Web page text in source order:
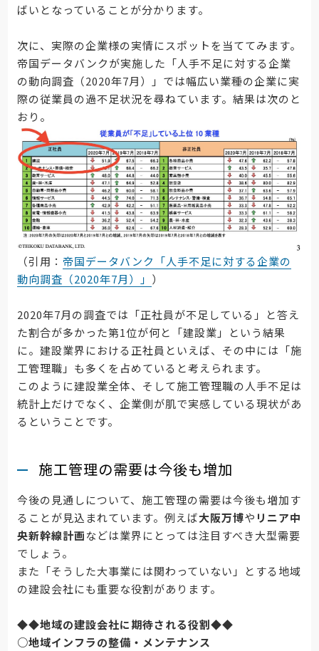
ばいとなっていることが分かります。
次に、実際の企業様の実情にスポットを当ててみます。
帝国データバンクが実施した「人手不足に対する企業
の動向調査（2020年7月）」では幅広い業種の企業に実
際の従業員の過不足状況を尋ねています。結果は次のと
おり。
（引用： 帝国データバンク「人手不足に対する企業の
動向調査（2020年7月）」 ）
2020年7月の調査では「正社員が不足している」と答え
た割合が多かった第1位が何と「建設業」という結果
に。建設業界における正社員といえば、その中には「施
工管理職」も多くを占めていると考えられます。
このように建設業全体、そして施工管理職の人手不足は
統計上だけでなく、企業側が肌で実感している現状があ
るということです。
施工管理の需要は今後も増加
今後の見通しについて、施工管理の需要は今後も増加す
ることが見込まれています。例えば大阪万博や リニア中
央新幹線計画などは業界にとっては注目すべき大型需要
でしょう。
また「そうした大事業には関わっていない」とする地域
の建設会社にも重要な役割があります。
◆◆地域の建設会社に期待される役割◆◆
○地域インフラの整備・メンテナンス